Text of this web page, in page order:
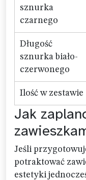
sznurka
czarnego
Długość
sznurka biało-
czerwonego
Ilość w zestawie
Jak
Jeśli
potraktować
estetyki